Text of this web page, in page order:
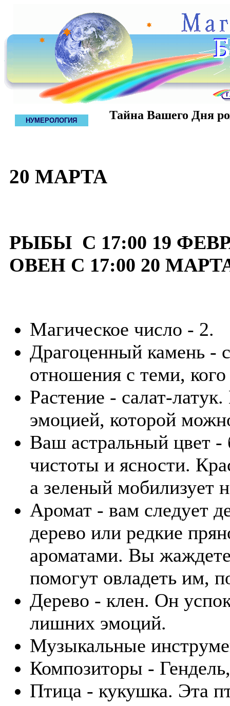
НУМЕРОЛОГИЯ Тайна Вашего Дня
20 МАРТА
РЫБЫ С 17:00 19
ОВЕН С 17:00 20
Магическое число - 2.
Драгоценный камень -
отношения с теми,
Растение - салат-
эмоцией, которой
Ваш астральный цвет
чистоты и ясности.
а зеленый мобилизует
Аромат - вам следует
дерево или редкие
ароматами. Вы
помогут овладеть им,
Дерево - клен. Он
лишних эмоций.
Музыкальные
Композиторы -
Птица - кукушка. Эта